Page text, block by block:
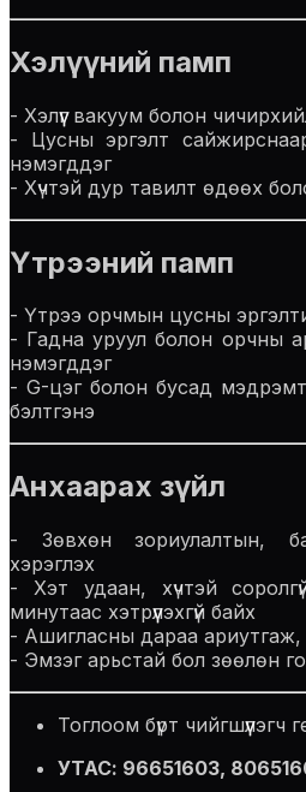
Хэлүүний памп
- Хэлүүг вакуум болон
- Цусны эргэлт
нэмэгддэг
- Хүчтэй дур тавилт өдөөх
Үтрээний памп
- Үтрээ орчмын цусны
- Гадна уруул болон орчны
нэмэгддэг
- G-цэг болон бусад
бэлтгэнэ
Анхаарах зүйл
- Зөвхөн зориулалтын,
хэрэглэх
- Хэт удаан, хүчтэй
минутаас хэтрүүлэхгүй байх
- Ашигласны дараа ариутгаж,
- Эмзэг арьстай бол зөөлөн
Тоглоом бүрт чийгшүүлэгч
УТАС: 96651603,